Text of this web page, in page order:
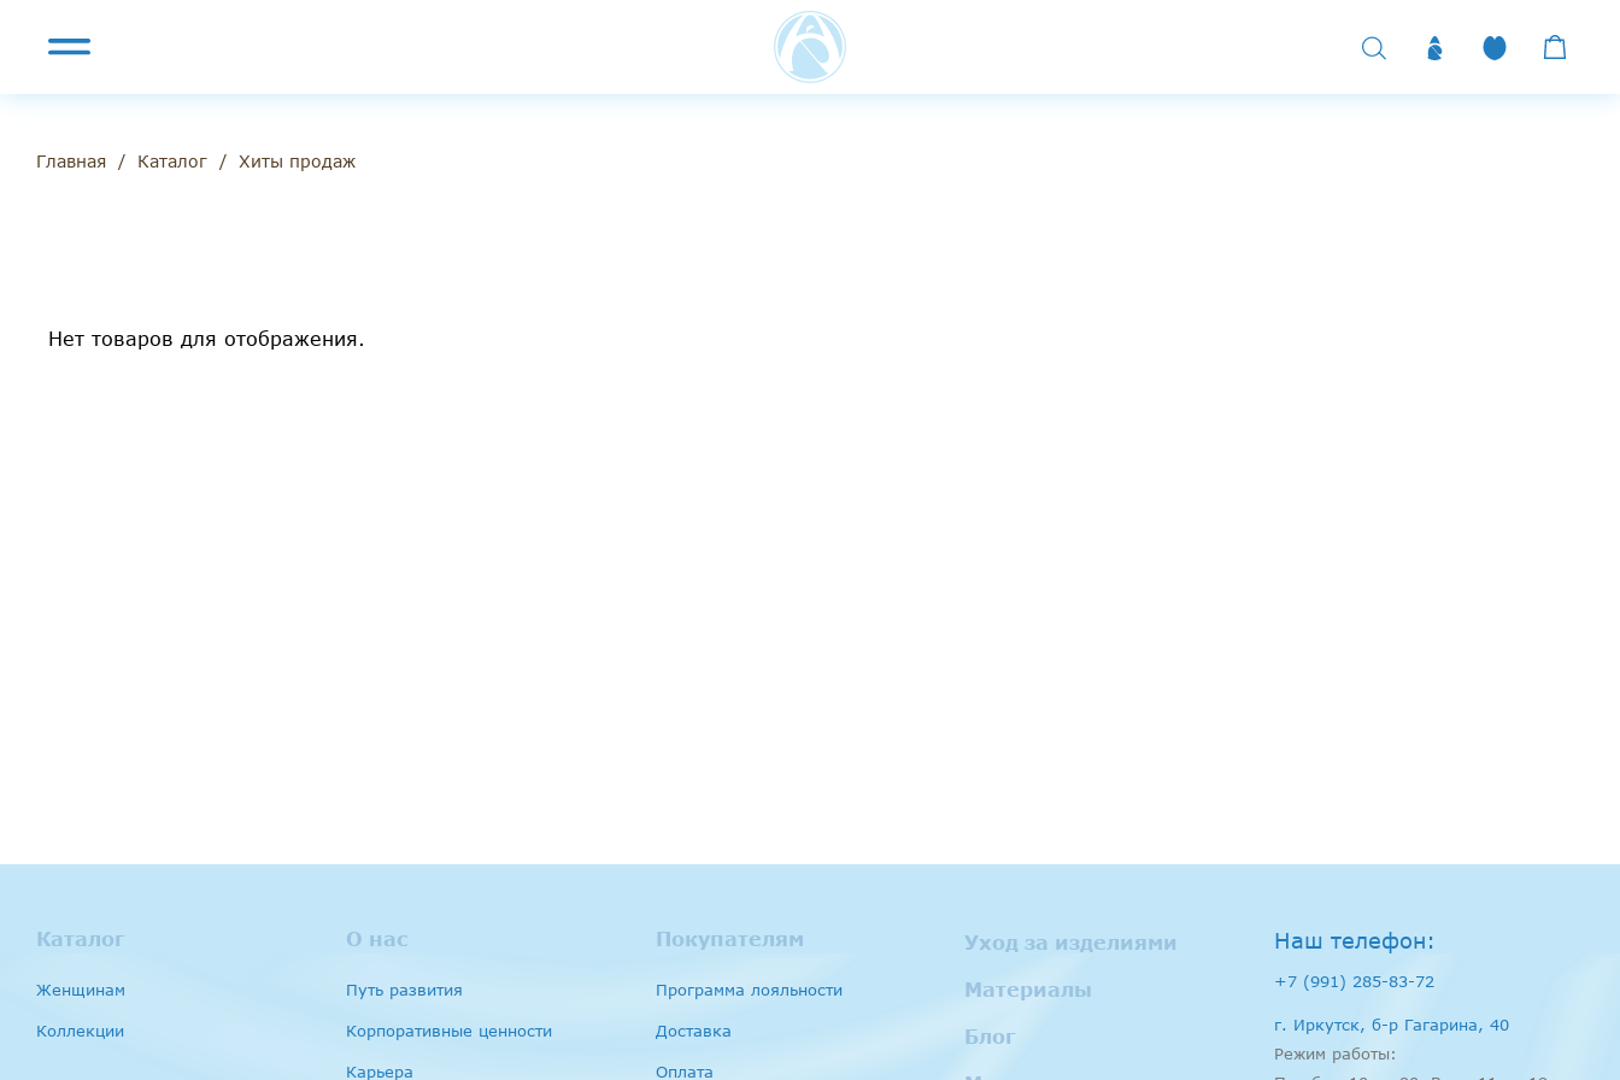
Главная / Каталог / Хиты продаж
Нет товаров для отображения.
Каталог
Женщинам
Коллекции
О нас
Путь развития
Корпоративные ценности
Карьера
Покупателям
Программа лояльности
Доставка
Оплата
Уход за изделиями
Материалы
Блог
Наш телефон:
+7 (991) 285-83-72
г. Иркутск, б-р Гагарина, 40
Режим работы: